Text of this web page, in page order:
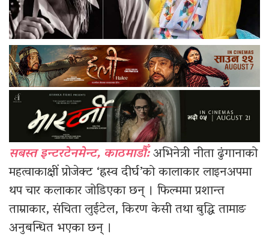
सबस्त इन्टरटेनमेन्ट, काठमाडौँ:अभिनेत्री नीता ढुंगानाको
महत्वाकाक्षीं प्रोजेक्ट ‘ह्रस्व दीर्घ’को कालाकार लाइनअपमा
थप चार कलाकार जोडिएका छन् । फिल्ममा प्रशान्त
ताम्राकार, संचिता लुईटेल, किरण केसी तथा बुद्धि तामाङ
अनुबन्धित भएका छन् ।